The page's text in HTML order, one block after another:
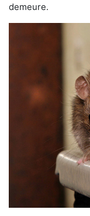
demeure.